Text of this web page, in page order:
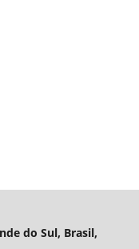
do Sul, Brasil,